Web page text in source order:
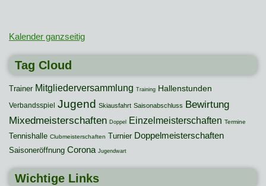
Kalender ganzseitig
Tag Cloud
Trainer Mitgliederversammlung Training Hallenstunden
Verbandsspiel Jugend Skiausfahrt Saisonabschluss Bewirtung
Mixedmeisterschaften Doppel Einzelmeisterschaften Termine
Tennishalle Clubmeisterschaften Turnier Doppelmeisterschaften
Saisoneröffnung Corona Jugendwart
Wichtige Links